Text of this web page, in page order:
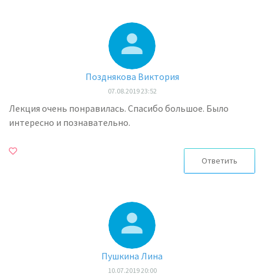
Позднякова Виктория
07.08.2019 23:52
Лекция очень понравилась. Спасибо большое. Было
интересно и познавательно.
Ответить
Пушкина Лина
10.07.2019 20:00